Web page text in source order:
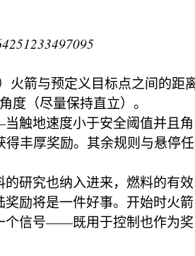
火箭与预定义目标点之间的距
（尽量保持直立）。
触地速度小于安全阈值并且角
丰厚奖励。其余规则与悬停任
研究也纳入进来，燃料的有效
励将是一件好事。开始时火箭
个信号——既用于控制也作为奖